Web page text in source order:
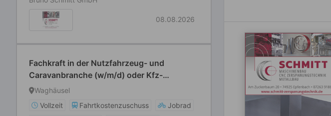
08.08.2026
Fachkraft in der Nutzfahrzeug- und
Caravanbranche (w/m/d) oder Kfz-
Mechatroniker (w/m/d) / Kfz-Mechaniker
Waghäusel
Vollzeit
Fahrtkostenzuschuss
Jobrad